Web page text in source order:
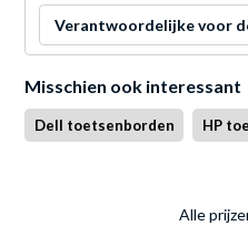
Verantwoordelijke voor
Misschien ook interessant
Dell toetsenborden HP
Alle